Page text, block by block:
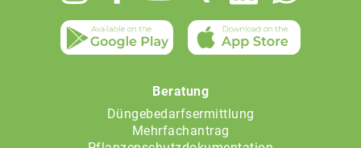
Beratung
Düngebedarfsermittlung
Mehrfachantrag